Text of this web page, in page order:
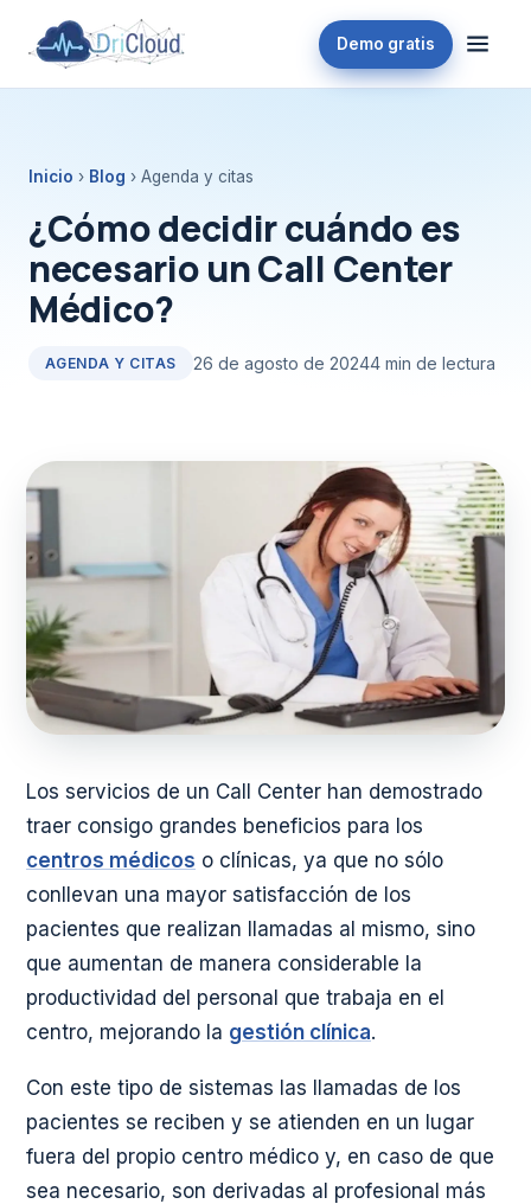
Demo gratis
Inicio › Blog › Agenda y citas
¿Cómo decidir cuándo es
necesario un Call Center
Médico?
AGENDA Y CITAS 26 de agosto de 20244 min de lectura
Los servicios de un Call Center han demostrado
traer consigo grandes beneficios para los
centros médicos o clínicas, ya que no sólo
conllevan una mayor satisfacción de los
pacientes que realizan llamadas al mismo, sino
que aumentan de manera considerable la
productividad del personal que trabaja en el
centro, mejorando la gestión clínica.
Con este tipo de sistemas las llamadas de los
pacientes se reciben y se atienden en un lugar
fuera del propio centro médico y, en caso de que
sea necesario, son derivadas al profesional más